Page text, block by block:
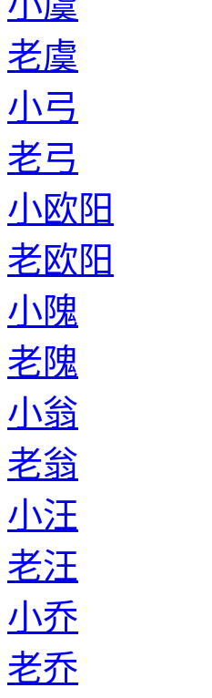
老虞
小弓
老弓
小欧阳
老欧阳
小隗
老隗
小翁
老翁
小汪
老汪
小乔
老乔